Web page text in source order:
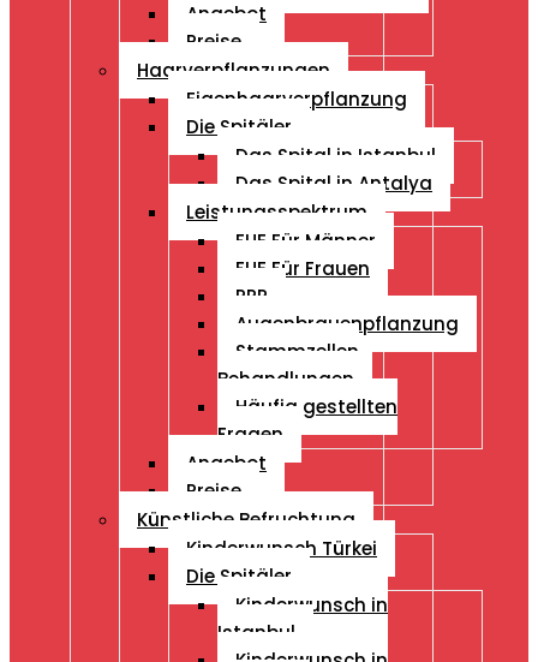
Angebot
Preise
Haarverpflanzungen
Eigenhaarverpflanzung
Die Spitäler
Das Spital in Istanbul
Das Spital in Antalya
Leistungsspektrum
FUE Für Männer
FUE Für Frauen
PRP
Augenbrauenpflanzung
Stammzellen
Behandlungen
Häufig gestellten
Fragen
Angebot
Preise
Künstliche Befruchtung
Kinderwunsch Türkei
Die Spitäler
Kinderwunsch in
Istanbul